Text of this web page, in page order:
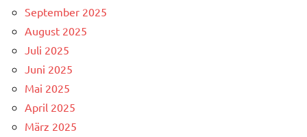
September 2025
August 2025
Juli 2025
Juni 2025
Mai 2025
April 2025
März 2025